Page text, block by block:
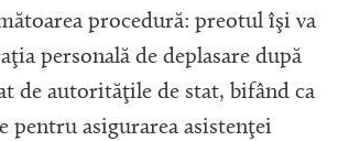
procedură: preotul îşi va
personală de deplasare după
de autorităţile de stat, bifând ca
pentru asigurarea asistenţei